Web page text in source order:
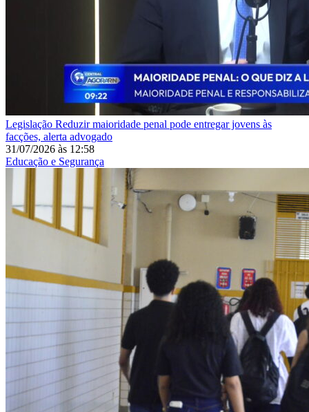
Legislação Reduzir maioridade penal pode entregar jovens às
facções, alerta advogado
31/07/2026 às 12:58
Educação e Segurança